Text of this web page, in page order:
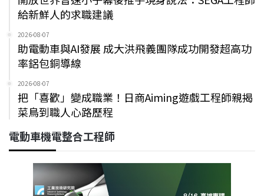
給新鮮人的求職建議
2026-08-07
助電動車與AI發展 成大洪飛義團隊成功開發超高功
率鋁包銅導線
2026-08-07
把「喜歡」變成職業！日商Aiming遊戲工程師親揭
菜鳥到職人心路歷程
電動車機電整合工程師